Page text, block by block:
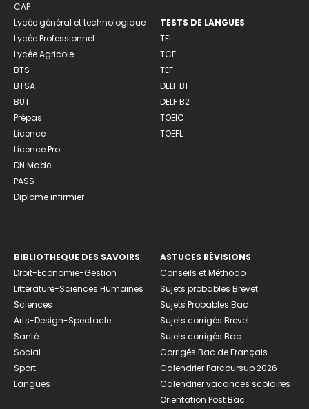
CAP
Lycée général et technologique
Lycée Professionnel
Lycée Agricole
BTS
BTSA
BUT
Prépas
Licence
Licence Pro
DN Made
PASS
Diplome infirmier
TESTS DE LANGUES
TFI
TCF
TEF
DELF B1
DELF B2
TOEIC
TOEFL
BIBLIOTHEQUE DES SAVOIRS
Droit-Economie-Gestion
Littérature-Sciences Humaines
Sciences
Arts-Design-Spectacle
Santé
Social
Sport
Langues
ASTUCES RÉVISIONS
Conseils et Méthodo
Sujets probables Brevet
Sujets Probables Bac
Sujets corrigés Brevet
Sujets corrigés Bac
Corrigés Bac de Français
Calendrier Parcoursup 2026
Calendrier vacances scolaires
Orientation Post Bac